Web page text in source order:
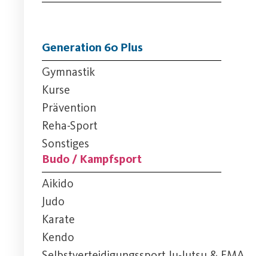
Generation 60 Plus
Gymnastik
Kurse
Prävention
Reha-Sport
Sonstiges
Budo / Kampfsport
Aikido
Judo
Karate
Kendo